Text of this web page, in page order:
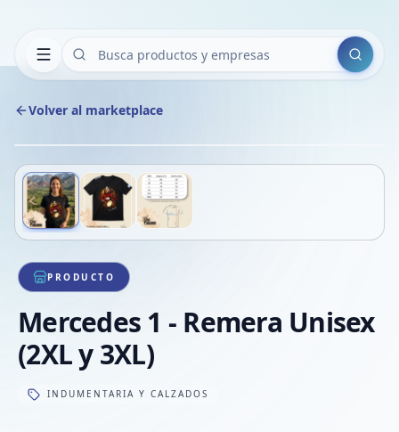
Buscar
Volver al marketplace
1/3
PRODUCTO
Mercedes 1 - Remera Unisex
(2XL y 3XL)
INDUMENTARIA Y CALZADOS